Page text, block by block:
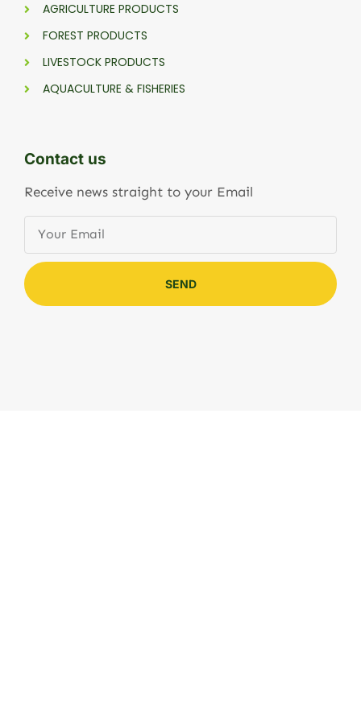
AGRICULTURE PRODUCTS
FOREST PRODUCTS
LIVESTOCK PRODUCTS
AQUACULTURE & FISHERIES
Contact us
Receive news straight to your Email
SEND